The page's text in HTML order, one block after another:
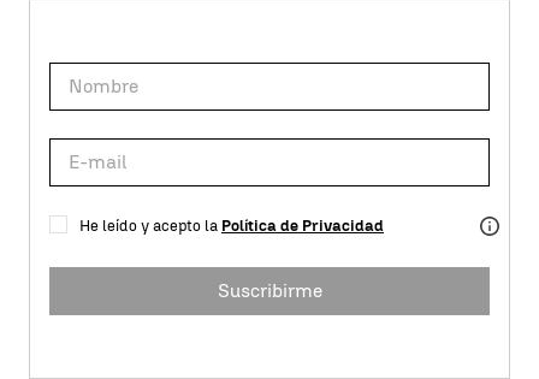
He leído y acepto la Política de Privacidad
Suscribirme